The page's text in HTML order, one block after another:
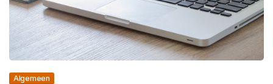
Algemeen